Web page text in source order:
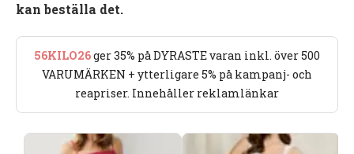
kan beställa det.
56KILO26ger 35% på DYRASTE varan inkl. över 500
VARUMÄRKEN + ytterligare 5% på kampanj- och
reapriser. Innehåller reklamlänkar